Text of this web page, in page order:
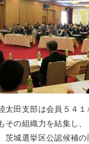
太田支部は会員５４
その組織力を結集し
茨城選挙区公認候補